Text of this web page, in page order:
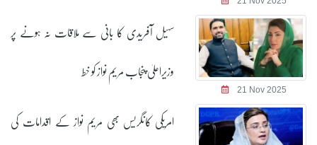
21 Nov 2025
سہیل آفریدی کا بانی سے ملاقات نہ ہونے پر
وزیراعلیٰ پنجاب مریم نواز کو خط
امریکی کانگریس بھی مریم نواز کے اقدامات کی